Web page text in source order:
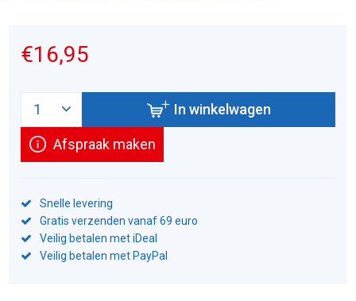
€16,95
In winkelwagen
Afspraak maken
Snelle levering
Gratis verzenden vanaf 69 euro
Veilig betalen met iDeal
Veilig betalen met PayPal